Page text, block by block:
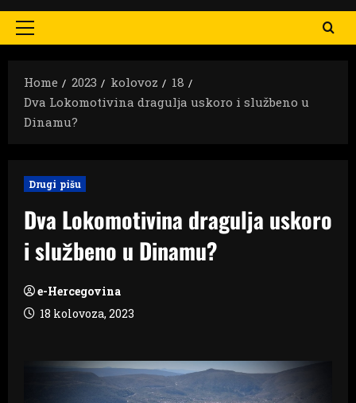
Primary
Home
2023 kolovoz
18
Dva Lokomotivina dragulja uskoro i službeno u
Dinamu?
Drugi pišu
Dva Lokomotivina dragulja uskoro
i službeno u Dinamu?
e-Hercegovina
18 kolovoza, 2023